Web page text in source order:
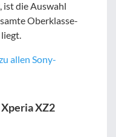
ist die Auswahl
Oberklasse-
allen Sony-
XZ2